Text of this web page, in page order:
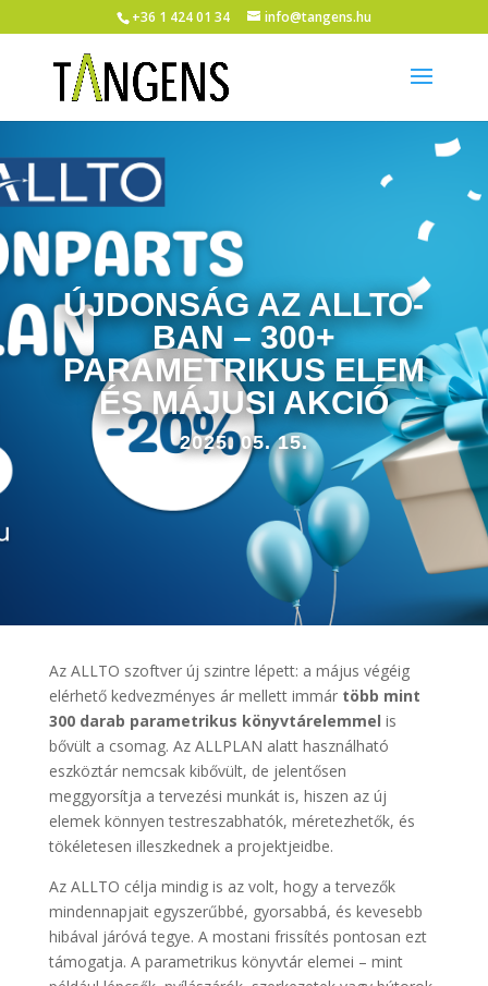
+36 1 424 01 34 info@tangens.hu
ÚJDONSÁG AZ ALLTO-
BAN – 300+
PARAMETRIKUS ELEM
ÉS MÁJUSI AKCIÓ
2025. 05. 15.
Az ALLTO szoftver új szintre lépett: a május végéig
elérhető kedvezményes ár mellett immár több mint
300 darab parametrikus könyvtárelemmel is
bővült a csomag. Az ALLPLAN alatt használható
eszköztár nemcsak kibővült, de jelentősen
meggyorsítja a tervezési munkát is, hiszen az új
elemek könnyen testreszabhatók, méretezhetők, és
tökéletesen illeszkednek a projektjeidbe.
Az ALLTO célja mindig is az volt, hogy a tervezők
mindennapjait egyszerűbbé, gyorsabbá, és kevesebb
hibával járóvá tegye. A mostani frissítés pontosan ezt
támogatja. A parametrikus könyvtár elemei – mint